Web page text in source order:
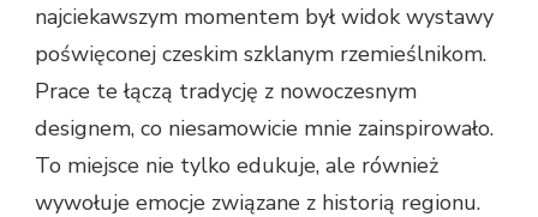
najciekawszym momentem był widok wystawy
poświęconej czeskim szklanym rzemieślnikom.
Prace te łączą tradycję z nowoczesnym
designem, co niesamowicie mnie zainspirowało.
To miejsce nie tylko edukuje, ale również
wywołuje emocje związane z historią regionu.